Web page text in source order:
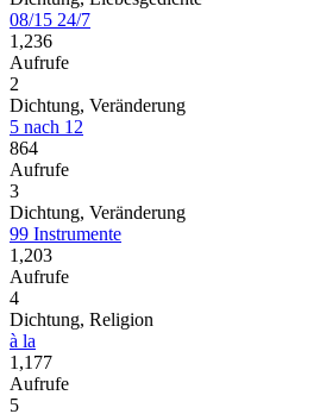
08/15 24/7
1,236
Aufrufe
2
Dichtung, Veränderung
5 nach 12
864
Aufrufe
3
Dichtung, Veränderung
99 Instrumente
1,203
Aufrufe
4
Dichtung, Religion
à la
1,177
Aufrufe
5